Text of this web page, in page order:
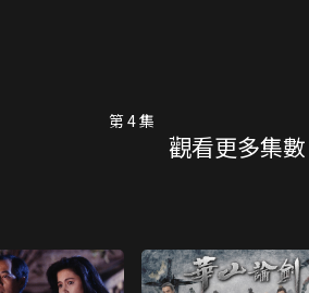
第 4 集
觀看更多集數